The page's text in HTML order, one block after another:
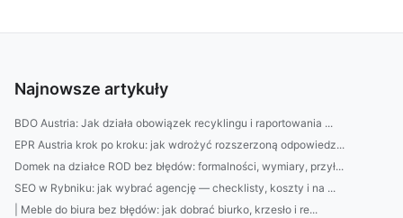
Najnowsze artykuły
BDO Austria: Jak działa obowiązek recyklingu i raportowania ...
EPR Austria krok po kroku: jak wdrożyć rozszerzoną odpowiedz...
Domek na działce ROD bez błędów: formalności, wymiary, przył...
SEO w Rybniku: jak wybrać agencję — checklisty, koszty i na ...
| Meble do biura bez błędów: jak dobrać biurko, krzesło i re...